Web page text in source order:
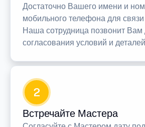
Достаточно Вашего имени и
мобильного телефона для
Наша сотрудница позвонит Вам
согласования условий и
2
Встречайте Мастера